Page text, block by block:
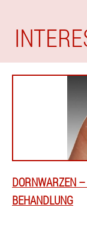
DORNWARZEN
BEHANDLUNG